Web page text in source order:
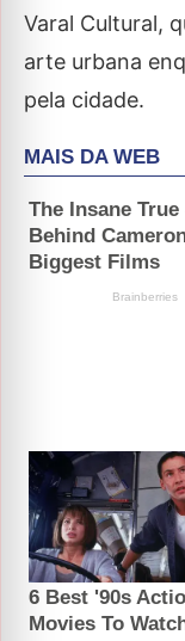
Varal Cultural,
arte urbana
pela cidade.